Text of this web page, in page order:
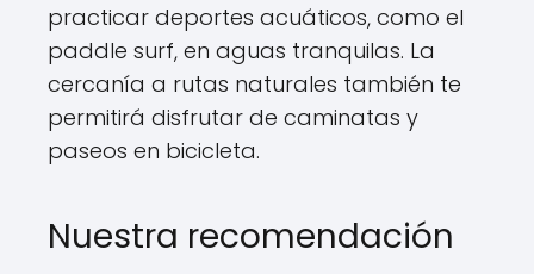
practicar deportes acuáticos, como el
paddle surf, en aguas tranquilas. La
cercanía a rutas naturales también te
permitirá disfrutar de caminatas y
paseos en bicicleta.
Nuestra recomendación